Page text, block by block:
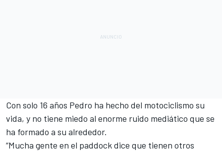
Con solo 16 años Pedro ha hecho del motociclismo su
vida, y no tiene miedo al enorme ruido mediático que se
ha formado a su alrededor.
“Mucha gente en el paddock dice que tienen otros